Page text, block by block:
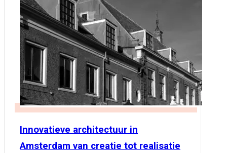
Innovatieve architectuur in
Amsterdam van creatie tot realisatie